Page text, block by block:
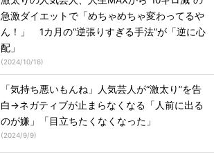
急激ダイエットで「めちゃめちゃ変わってるや
ん！」 1カ月の“逆張りすぎる手法”が「逆に心
配」
(2024/10/16)
「気持ち悪いもんね」人気芸人が“激太り”を告
白→ネガティブが止まらなくなる「人前に出る
のが嫌」「目立ちたくなくなった」
(2024/9/9)